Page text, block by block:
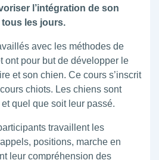
l’intégration de son
les jours.
avec les méthodes de
ont pour but de développer le
et son chien. Ce cours s’inscrit
chiots. Les chiens sont
quel que soit leur passé.
travaillent les
positions, marche en
leur compréhension des